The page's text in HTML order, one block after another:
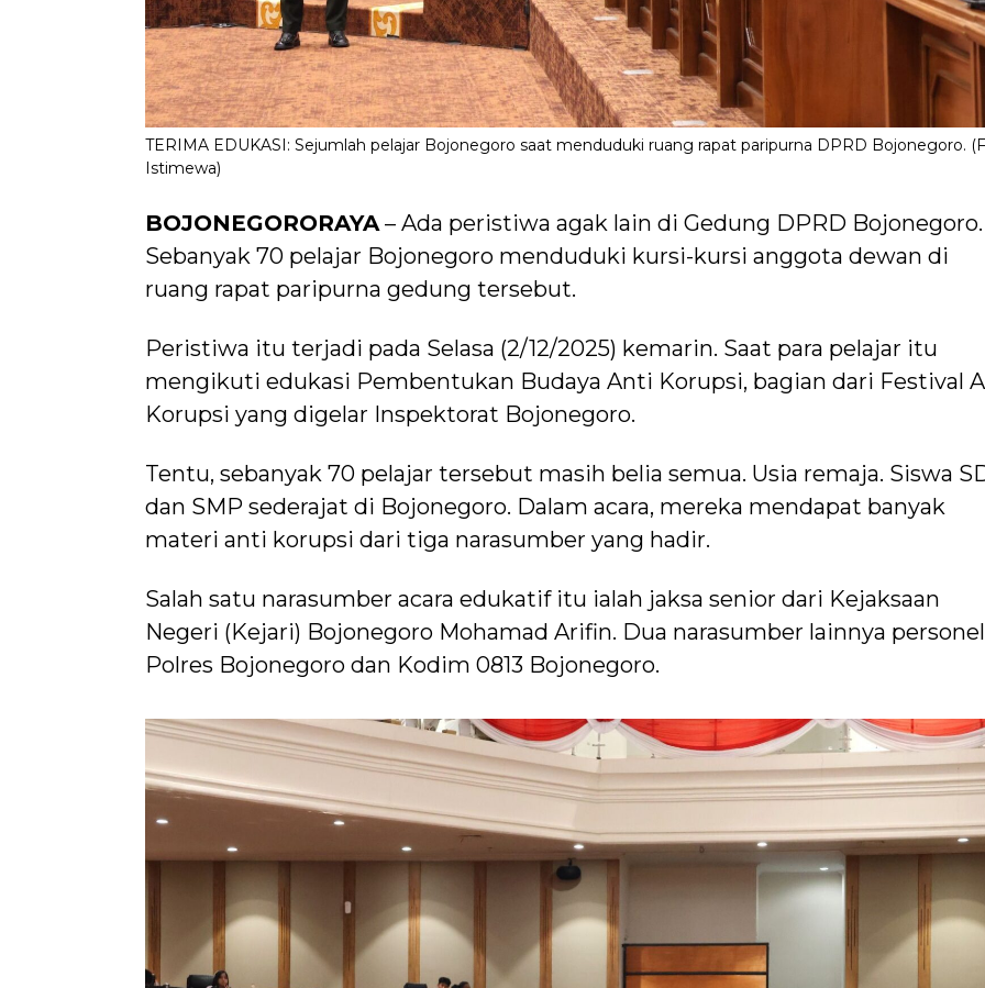
TERIMA EDUKASI: Sejumlah pelajar Bojonegoro saat menduduki ruang rapat paripurna DPRD Bojonegoro.
Istimewa)
BOJONEGORORAYA– Ada peristiwa agak lain di Gedung DPRD Bojonegoro.
Sebanyak 70 pelajar Bojonegoro menduduki kursi-kursi anggota dewan di
ruang rapat paripurna gedung tersebut.
Peristiwa itu terjadi pada Selasa (2/12/2025) kemarin. Saat para pelajar itu
mengikuti edukasi Pembentukan Budaya Anti Korupsi, bagian dari Festival
Korupsi yang digelar Inspektorat Bojonegoro.
Tentu, sebanyak 70 pelajar tersebut masih belia semua. Usia remaja. Siswa
dan SMP sederajat di Bojonegoro. Dalam acara, mereka mendapat banyak
materi anti korupsi dari tiga narasumber yang hadir.
Salah satu narasumber acara edukatif itu ialah jaksa senior dari Kejaksaan
Negeri (Kejari) Bojonegoro Mohamad Arifin. Dua narasumber lainnya personel
Polres Bojonegoro dan Kodim 0813 Bojonegoro.